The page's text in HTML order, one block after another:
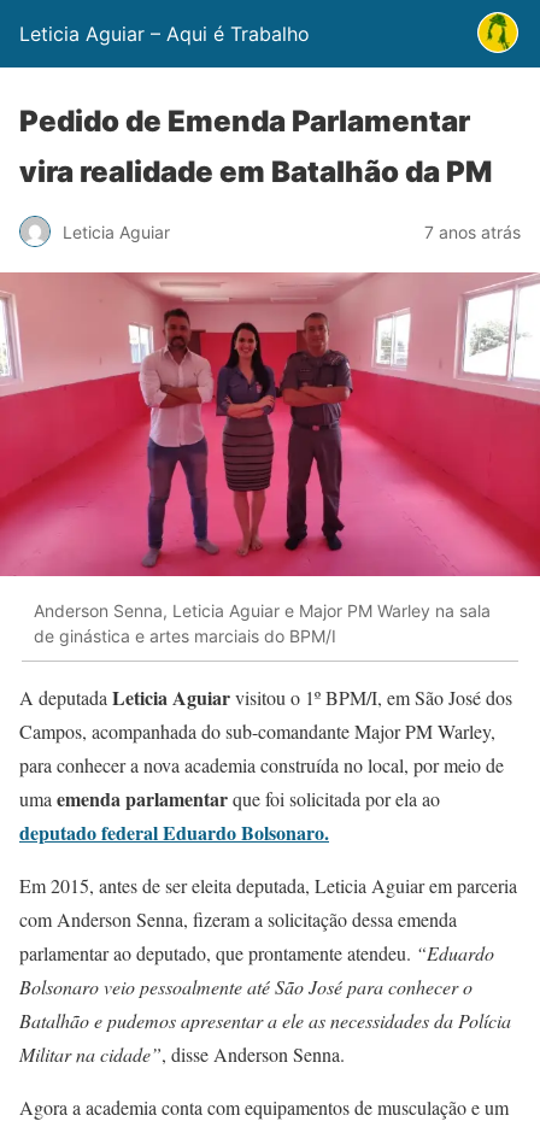
Leticia Aguiar – Aqui é Trabalho
Pedido de Emenda Parlamentar
vira realidade em Batalhão da PM
Leticia Aguiar 7 anos atrás
Anderson Senna, Leticia Aguiar e Major PM Warley na sala
de ginástica e artes marciais do BPM/I
A deputada Leticia Aguiarvisitou o 1º BPM/I, em São José dos
Campos, acompanhada do sub-comandante Major PM Warley,
para conhecer a nova academia construída no local, por meio de
uma emenda parlamentarque foi solicitada por ela ao
deputado federal Eduardo Bolsonaro.
Em 2015, antes de ser eleita deputada, Leticia Aguiar em parceria
com Anderson Senna, fizeram a solicitação dessa emenda
parlamentar ao deputado, que prontamente atendeu. “Eduardo
Bolsonaro veio pessoalmente até São José para conhecer o
Batalhão e pudemos apresentar a ele as necessidades da Polícia
Militar na cidade”, disse Anderson Senna.
Agora a academia conta com equipamentos de musculação e um